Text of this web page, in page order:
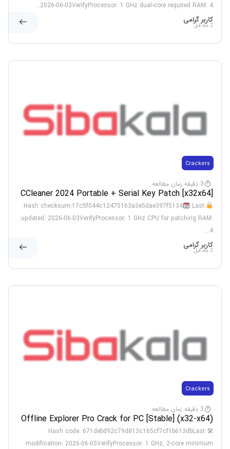
2026-06-03VerifyProcessor: 1 GHz dual-core required RAM: 4...
کاربر گرامی
2 ماه قبل
Crackers
3 دقیقه زمان مطالعه
CCleaner 2024 Portable + Serial Key Patch [x32x64]
Final
Last
updated: 2026-06-03VerifyProcessor: 1 GHz CPU for patching RAM:
4...
کاربر گرامی
2 ماه قبل
Crackers
3 دقیقه زمان مطالعه
Offline Explorer Pro Crack for PC [Stable] (x32-x64)
[Windows] gDrive
🛠 Hash code: 671debd92c79d813c165cf7cf1b613dbLast
modification: 2026-06-05VerifyProcessor: 1 GHz, 2-core minimum